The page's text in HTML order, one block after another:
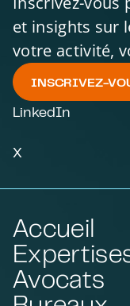
et insights sur
votre activité,
INSCRIVEZ-
LinkedIn
X
Accueil
Avocats